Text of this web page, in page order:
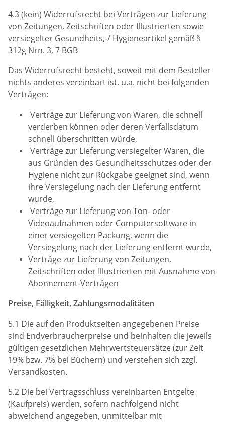
4.3 (kein) Widerrufsrecht bei Verträgen zur Lieferung
von Zeitungen, Zeitschriften oder Illustrierten sowie
versiegelter Gesundheits,-/ Hygieneartikel gemäß §
312g Nrn. 3, 7 BGB
Das Widerrufsrecht besteht, soweit mit dem Besteller
nichts anderes vereinbart ist, u.a. nicht bei folgenden
Verträgen:
Verträge zur Lieferung von Waren, die schnell
verderben können oder deren Verfallsdatum
schnell überschritten würde,
Verträge zur Lieferung versiegelter Waren, die
aus Gründen des Gesundheitsschutzes oder der
Hygiene nicht zur Rückgabe geeignet sind, wenn
ihre Versiegelung nach der Lieferung entfernt
wurde,
Verträge zur Lieferung von Ton- oder
Videoaufnahmen oder Computersoftware in
einer versiegelten Packung, wenn die
Versiegelung nach der Lieferung entfernt wurde,
Verträge zur Lieferung von Zeitungen,
Zeitschriften oder Illustrierten mit Ausnahme von
Abonnement-Verträgen
Preise, Fälligkeit, Zahlungsmodalitäten
5.1 Die auf den Produktseiten angegebenen Preise
sind Endverbraucherpreise und beinhalten die jeweils
gültigen gesetzlichen Mehrwertsteuersätze (zur Zeit
19% bzw. 7% bei Büchern) und verstehen sich zzgl.
Versandkosten.
5.2 Die bei Vertragsschluss vereinbarten Entgelte
(Kaufpreis) werden, sofern nachfolgend nicht
abweichend angegeben, unmittelbar mit